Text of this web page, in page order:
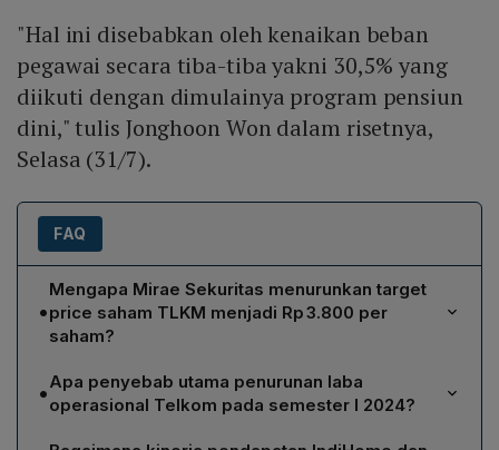
"Hal ini disebabkan oleh kenaikan beban
pegawai secara tiba-tiba yakni 30,5% yang
diikuti dengan dimulainya program pensiun
dini," tulis Jonghoon Won dalam risetnya,
Selasa (31/7).
FAQ
•
Mengapa Mirae Sekuritas menurunkan target
price saham TLKM menjadi Rp 3.800 per
saham?
Rp 3.800 karena laba operasional dan laba bersih
Telkom turun masing-masing 8,3% dan 9,9%
year‑on‑year. Penurunan ini dipicu oleh kenaikan
•Apa penyebab utama penurunan laba
operasional Telkom pada semester I 2024?
Penurunan laba operasional Telkom pada semester I